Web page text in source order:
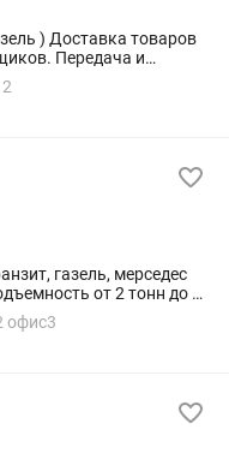
) Доставка товаров
Передача и
компании. Оптимизация
газель, мерседес
от 2 тонн до 3-
с 8-00ч.до 19-00ч.
офис3